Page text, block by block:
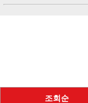
조회순